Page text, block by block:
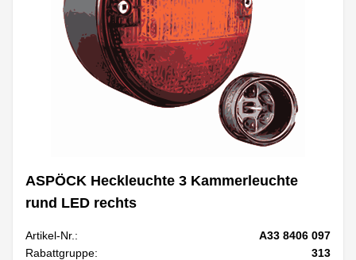
ASPÖCK Heckleuchte 3 Kammerleuchte
rund LED rechts
Artikel-Nr.:
A33 8406 097
Rabattgruppe:
313